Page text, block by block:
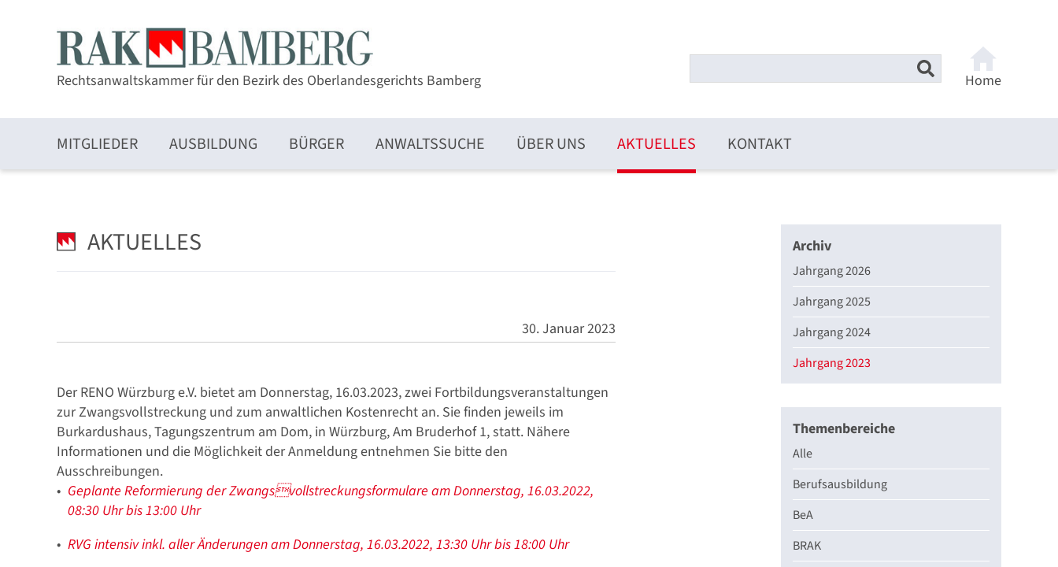
Rechtsanwaltskammer für den Bezirk des Oberlandesgerichts Bamberg Home
MITGLIEDER
Stellenmarkt
AUSBILDUNG BÜRGER ANWALTSSUCHE ÜBER UNS AKTUELLES KONTAKT
AKTUELLES
30. Januar 2023
Der RENO Würzburg e.V. bietet am Donnerstag, 16.03.2023, zwei Fortbildungsveranstaltungen
zur Zwangsvollstreckung und zum anwaltlichen Kostenrecht an. Sie finden jeweils im
Burkardushaus, Tagungszentrum am Dom, in Würzburg, Am Bruderhof 1, statt. Nähere
Informationen und die Möglichkeit der Anmeldung entnehmen Sie bitte den
Ausschreibungen.
Geplante Reformierung der Zwangsvollstreckungsformulare am Donnerstag, 16.03.2022,
08:30 Uhr bis 13:00 Uhr
RVG intensiv inkl. aller Änderungen am Donnerstag, 16.03.2022, 13:30 Uhr bis 18:00 Uhr
Archiv
Jahrgang 2026
Jahrgang 2025
Jahrgang 2024
Jahrgang 2023
Themenbereiche
Alle
Berufsausbildung
BeA
BRAK